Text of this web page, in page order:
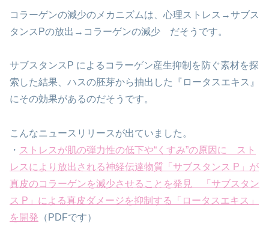
コラーゲンの減少のメカニズムは、心理ストレス→サブス
タンスPの放出→コラーゲンの減少 だそうです。
サブスタンスP によるコラーゲン産生抑制を防ぐ素材を探
索した結果、ハスの胚芽から抽出した『ロータスエキス』
にその効果があるのだそうです。
こんなニュースリリースが出ていました。
・ ストレスが肌の弾力性の低下や“くすみ”の原因に スト
レスにより放出される神経伝達物質「サブスタンス P」が
真皮のコラーゲンを減少させることを発見 「サブスタン
ス P」による真皮ダメージを抑制する「ロータスエキス」
を開発 （PDFです）